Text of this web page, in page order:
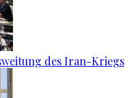
des Iran-Kriegs